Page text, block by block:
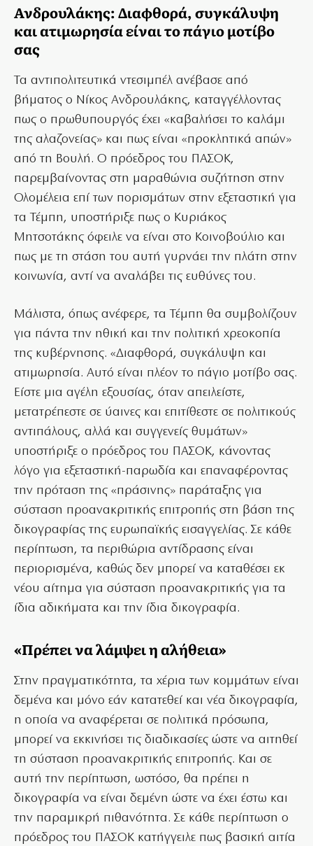
Ανδρουλάκης: Διαφθορά, συγκάλυψη
και ατιμωρησία είναι το πάγιο μοτίβο
σας
Τα αντιπολιτευτικά ντεσιμπέλ ανέβασε από
βήματος ο Νίκος Ανδρουλάκης, καταγγέλλοντας
πως ο πρωθυπουργός έχει «καβαλήσει το καλάμι
της αλαζονείας» και πως είναι «προκλητικά απών»
από τη Βουλή. Ο πρόεδρος του ΠΑΣΟΚ,
παρεμβαίνοντας στη μαραθώνια συζήτηση στην
Ολομέλεια επί των πορισμάτων στην εξεταστική για
τα Τέμπη, υποστήριξε πως ο Κυριάκος
Μητσοτάκης όφειλε να είναι στο Κοινοβούλιο και
πως με τη στάση του αυτή γυρνάει την πλάτη στην
κοινωνία, αντί να αναλάβει τις ευθύνες του.
Μάλιστα, όπως ανέφερε, τα Τέμπη θα συμβολίζουν
για πάντα την ηθική και την πολιτική χρεοκοπία
της κυβέρνησης. «Διαφθορά, συγκάλυψη και
ατιμωρησία. Αυτό είναι πλέον το πάγιο μοτίβο σας.
Είστε μια αγέλη εξουσίας, όταν απειλείστε,
μετατρέπεστε σε ύαινες και επιτίθεστε σε πολιτικούς
αντιπάλους, αλλά και συγγενείς θυμάτων»
υποστήριξε ο πρόεδρος του ΠΑΣΟΚ, κάνοντας
λόγο για εξεταστική-παρωδία και επαναφέροντας
την πρόταση της «πράσινης» παράταξης για
σύσταση προανακριτικής επιτροπής στη βάση της
δικογραφίας της ευρωπαϊκής εισαγγελίας. Σε κάθε
περίπτωση, τα περιθώρια αντίδρασης είναι
περιορισμένα, καθώς δεν μπορεί να καταθέσει εκ
νέου αίτημα για σύσταση προανακριτικής για τα
ίδια αδικήματα και την ίδια δικογραφία.
«Πρέπει να λάμψει η αλήθεια»
Στην πραγματικότητα, τα χέρια των κομμάτων είναι
δεμένα και μόνο εάν κατατεθεί και νέα δικογραφία,
η οποία να αναφέρεται σε πολιτικά πρόσωπα,
μπορεί να εκκινήσει τις διαδικασίες ώστε να αιτηθεί
τη σύσταση προανακριτικής επιτροπής. Και σε
αυτή την περίπτωση, ωστόσο, θα πρέπει η
δικογραφία να είναι δεμένη ώστε να έχει έστω και
την παραμικρή πιθανότητα. Σε κάθε περίπτωση ο
πρόεδρος του ΠΑΣΟΚ κατήγγειλε πως βασική αιτία